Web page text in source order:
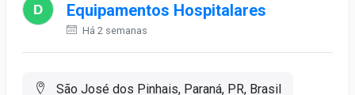
Equipamentos Hospitalares
Há 2 semanas
São José dos Pinhais, Paraná, PR, Brasil